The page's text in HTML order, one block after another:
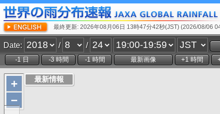
最終更新: 2026年08月06日 13時47分42秒(JST) (2026/08/06
Date: / /
+
−